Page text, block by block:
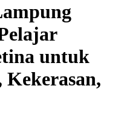
untuk